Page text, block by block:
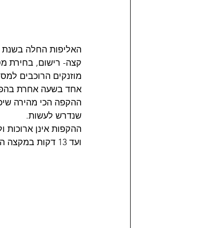
קצה- רישום, בחירת
אחד בשעה אחרת
ההקפה הכי מהירה
שנדרש לעשות.
ועד 13 דקות במקצה העממי לאופנועים הכבדים, אך זה מאוד משתנה ממסלול למסלול.